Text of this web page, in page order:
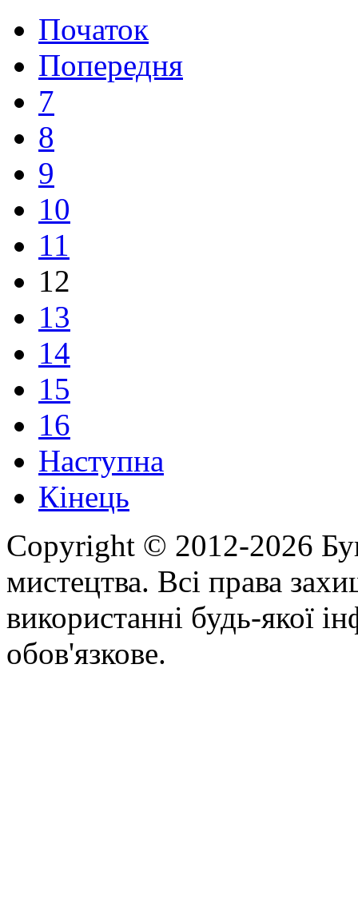
Початок
Попередня
7
8
9
10
11
12
13
14
15
16
Наступна
Кінець
Copyright © 2012-2026
мистецтва. Всі права
використанні будь-якої
обов'язкове.